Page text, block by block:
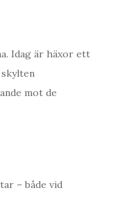
Idag är häxor ett
mot de
– både vid